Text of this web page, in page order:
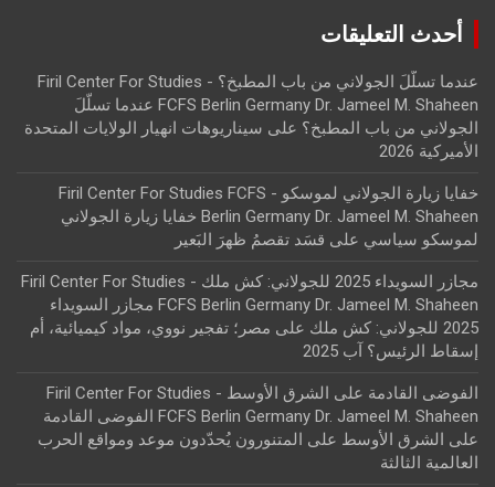
أحدث التعليقات
عندما تسلّلَ الجولاني من باب المطبخ؟ - Firil Center For Studies
FCFS Berlin Germany Dr. Jameel M. Shaheen عندما تسلّلَ
الجولاني من باب المطبخ؟ على سيناريوهات انهيار الولايات المتحدة
الأميركية 2026
خفايا زيارة الجولاني لموسكو - Firil Center For Studies FCFS
Berlin Germany Dr. Jameel M. Shaheen خفايا زيارة الجولاني
لموسكو سياسي على قسَد تقصمُ ظهرَ البَعير
مجازر السويداء 2025 للجولاني: كش ملك - Firil Center For Studies
FCFS Berlin Germany Dr. Jameel M. Shaheen مجازر السويداء
2025 للجولاني: كش ملك
على مصر؛ تفجير نووي، مواد كيميائية، أم
إسقاط الرئيس؟ آب 2025
الفوضى القادمة على الشرق الأوسط - Firil Center For Studies
FCFS Berlin Germany Dr. Jameel M. Shaheen الفوضى القادمة
على الشرق الأوسط على
المتنورون يُحدّدون موعد ومواقع الحرب
العالمية الثالثة